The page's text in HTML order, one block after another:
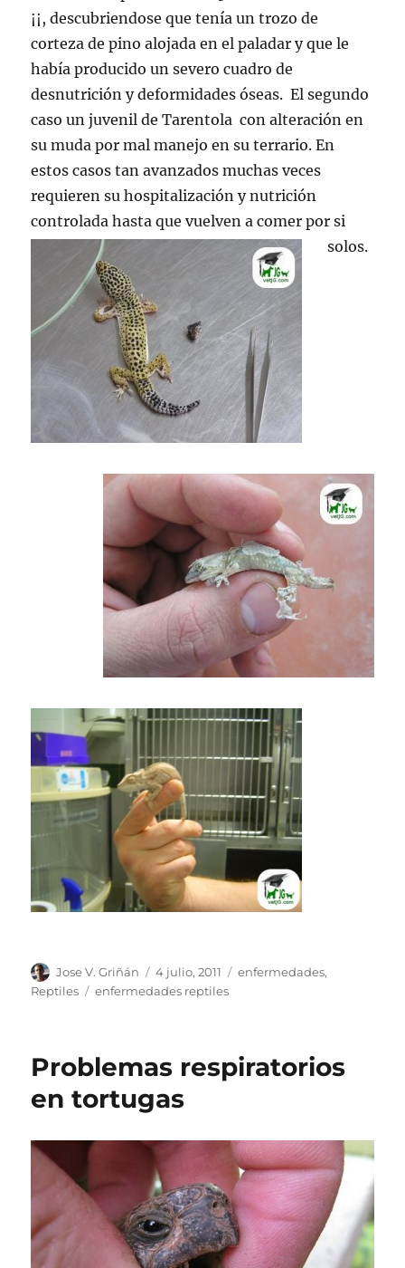
¡¡, descubriendose que tenía un trozo de
corteza de pino alojada en el paladar y que le
había producido un severo cuadro de
desnutrición y deformidades óseas. El segundo
caso un juvenil de Tarentola con alteración en
su muda por mal manejo en su terrario. En
estos casos tan avanzados muchas veces
requieren su hospitalización y nutrición
controlada hasta que vuelven a comer por si
solos.
Autor
Jose V. Griñán
Publicado
el
4 julio, 2011 Categorías
enfermedades,
Reptiles
Etiquetas
enfermedades reptiles
Problemas respiratorios
en tortugas